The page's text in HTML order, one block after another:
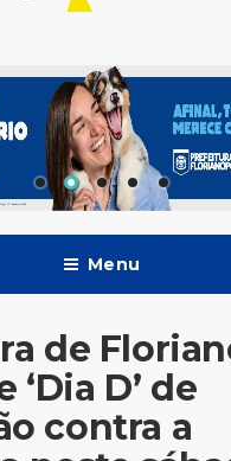
Menu
de
D’ de
contra a